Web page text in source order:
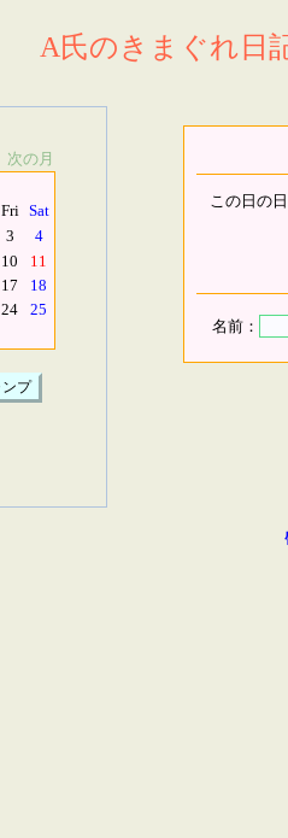
A氏のきまぐれ日
次の月
Fri Sat
3
4
10
11
17
18
24
25
この日の
名前：